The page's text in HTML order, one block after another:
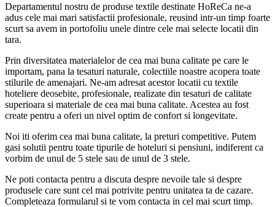
Departamentul nostru de produse textile destinate HoReCa ne-a
adus cele mai mari satisfactii profesionale, reusind intr-un timp foarte
scurt sa avem in portofoliu unele dintre cele mai selecte locatii din
tara.
Prin diversitatea materialelor de cea mai buna calitate pe care le
importam, pana la tesaturi naturale, colectiile noastre acopera toate
stilurile de amenajari. Ne-am adresat acestor locatii cu textile
hoteliere deosebite, profesionale, realizate din tesaturi de calitate
superioara si materiale de cea mai buna calitate. Acestea au fost
create pentru a oferi un nivel optim de confort si longevitate.
Noi iti oferim cea mai buna calitate, la preturi competitive. Putem
gasi solutii pentru toate tipurile de hoteluri si pensiuni, indiferent ca
vorbim de unul de 5 stele sau de unul de 3 stele.
Ne poti contacta pentru a discuta despre nevoile tale si despre
produsele care sunt cel mai potrivite pentru unitatea ta de cazare.
Completeaza formularul si te vom contacta in cel mai scurt timp.